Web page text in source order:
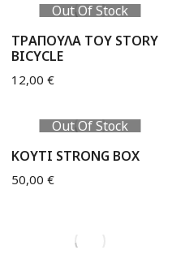
Out Of Stock
ΤΡΑΠΟΥΛΑ TOY STORY
BICYCLE
12,00 €
Out Of Stock
ΚΟΥΤΙ STRONG BOX
50,00 €